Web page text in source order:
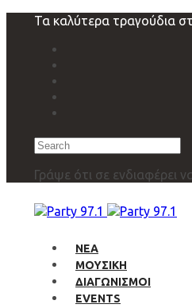
navigation
Τα καλύτερα τραγούδια
Search
Γράψε ότι σε ενδιαφέρει
ΝΕΑ
ΜΟΥΣΙΚΗ
ΔΙΑΓΩΝΙΣΜΟΙ
EVENTS